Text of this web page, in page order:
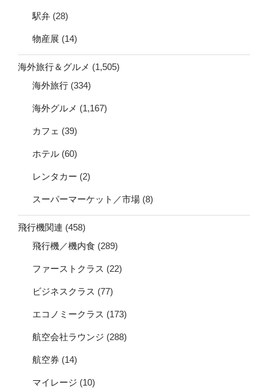
駅弁 (28)
物産展 (14)
海外旅行＆グルメ (1,505)
海外旅行 (334)
海外グルメ (1,167)
カフェ (39)
ホテル (60)
レンタカー (2)
スーパーマーケット／市場 (8)
飛行機関連 (458)
飛行機／機内食 (289)
ファーストクラス (22)
ビジネスクラス (77)
エコノミークラス (173)
航空会社ラウンジ (288)
航空券 (14)
マイレージ (10)